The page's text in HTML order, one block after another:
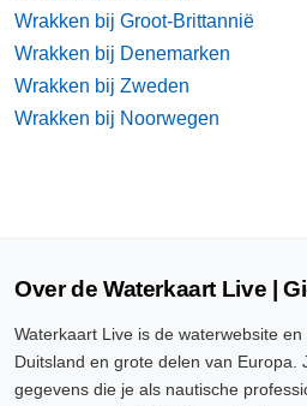
Wrakken bij Groot-Brittannië
Wrakken bij Denemarken
Wrakken bij Zweden
Wrakken bij Noorwegen
Over de Waterkaart Live |
Waterkaart Live is de waterwebsite
Duitsland en grote delen van Europa.
gegevens die je als nautische